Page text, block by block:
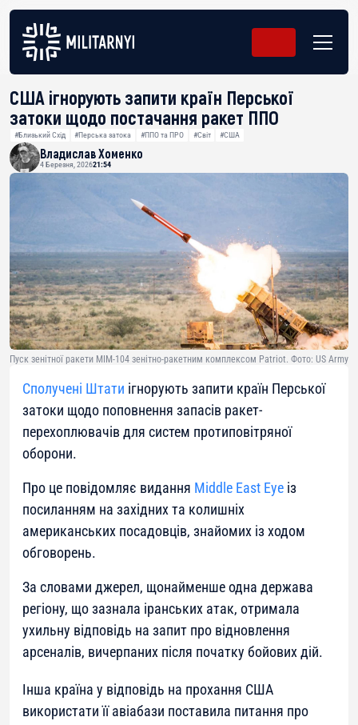
США ігнорують запити країн Перської
затоки щодо постачання ракет ППО
#Близький Схід #Перська затока #ППО та ПРО #Світ #США
Владислав Хоменко
4 Березня, 202621:54
Пуск зенітної ракети MIM-104 зенітно-ракетним комплексом Patriot. Фото: US Army
Сполучені Штати ігнорують запити країн Перської
затоки щодо поповнення запасів ракет-
перехоплювачів для систем протиповітряної
оборони.
Про це повідомляє видання Middle East Eye із
посиланням на західних та колишніх
американських посадовців, знайомих із ходом
обговорень.
За словами джерел, щонайменше одна держава
регіону, що зазнала іранських атак, отримала
ухильну відповідь на запит про відновлення
арсеналів, вичерпаних після початку бойових дій.
Інша країна у відповідь на прохання США
використати її авіабази поставила питання про